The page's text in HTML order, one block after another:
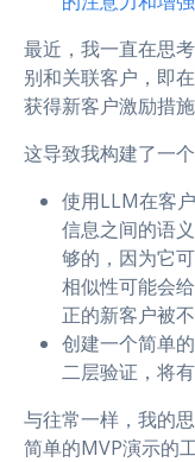
最近，我一直在思
别和关联客户，即
获得新客户激励措施
这导致我构建了一
使用LLM在客
信息之间的语
够的，因为它
相似性可能会
正的新客户被
创建一个简单
二层验证，将
与往常一样，我的
简单的MVP演示的